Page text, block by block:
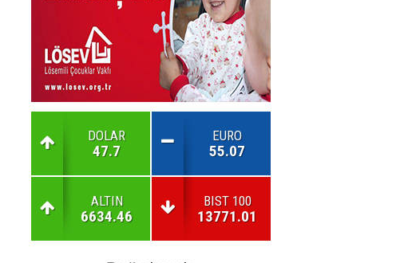
DOLAR
47.7
EURO
55.07
ALTIN
6634.46
BIST 100
13771.01